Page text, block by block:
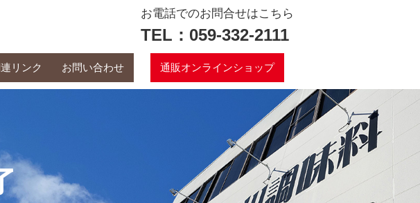
お電話でのお問合せはこちら
TEL：059-332-2111
リンク お問い合わせ 通販オンラインショップ